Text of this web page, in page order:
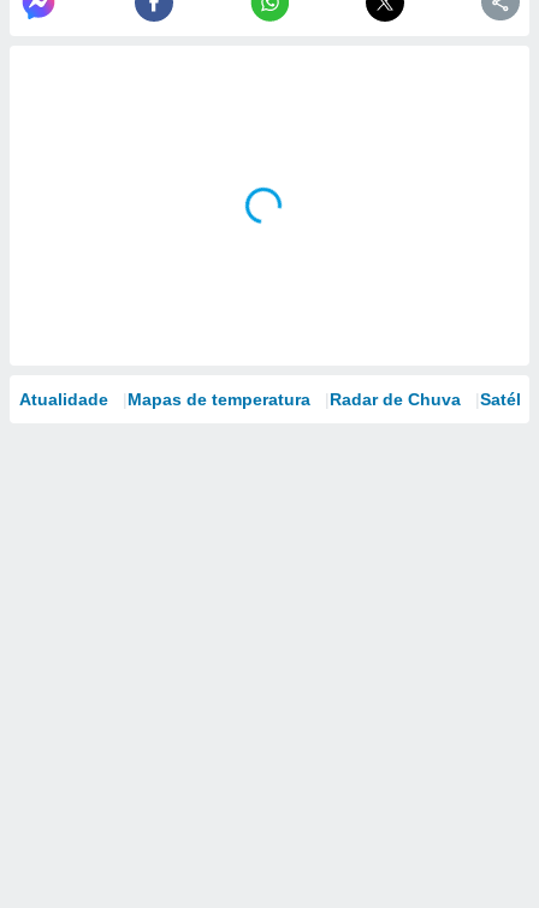
Atualidade Mapas de temperatura Radar de Chuva